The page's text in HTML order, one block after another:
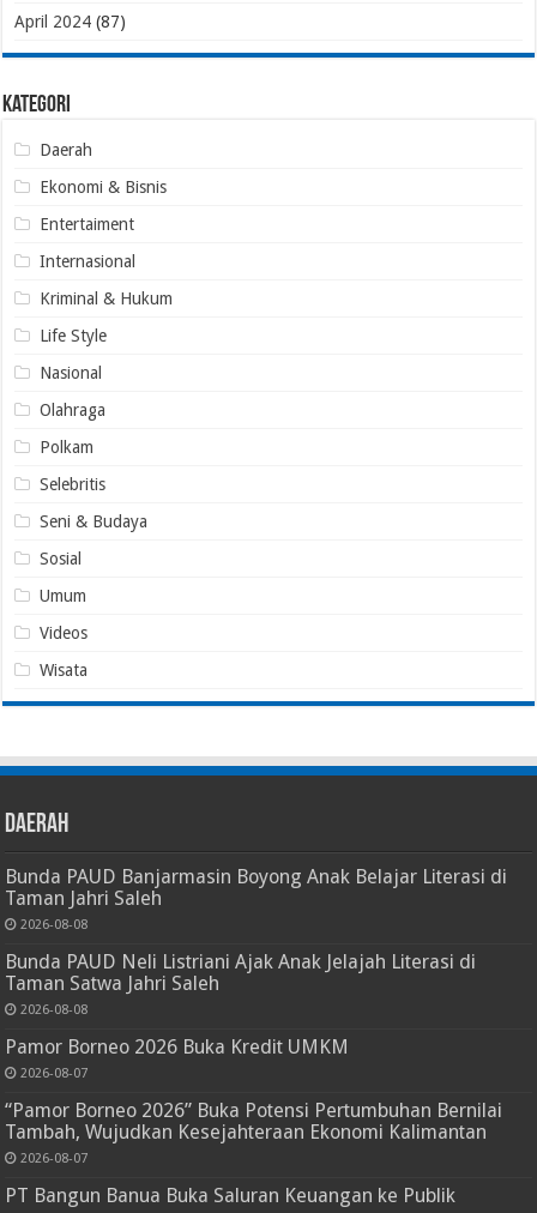
April 2024 (87)
Kategori
Daerah
Ekonomi & Bisnis
Entertaiment
Internasional
Kriminal & Hukum
Life Style
Nasional
Olahraga
Polkam
Selebritis
Seni & Budaya
Sosial
Umum
Videos
Wisata
Daerah
Bunda PAUD Banjarmasin Boyong Anak Belajar Literasi di
Taman Jahri Saleh
2026-08-08
Bunda PAUD Neli Listriani Ajak Anak Jelajah Literasi di
Taman Satwa Jahri Saleh
2026-08-08
Pamor Borneo 2026 Buka Kredit UMKM
2026-08-07
“Pamor Borneo 2026” Buka Potensi Pertumbuhan Bernilai
Tambah, Wujudkan Kesejahteraan Ekonomi Kalimantan
2026-08-07
PT Bangun Banua Buka Saluran Keuangan ke Publik